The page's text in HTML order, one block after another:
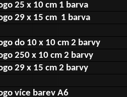
25 x 10 cm 1 barva
29 x 15 cm 1 barva
do 10 x 10 cm 2 barvy
250 x 10 cm 2 barvy
29 x 15 cm 2 barvy
více barev A6